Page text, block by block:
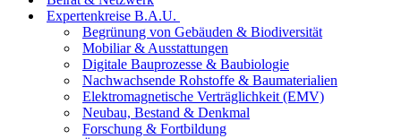
Expertenkreise B.A.U.
Begrünung von Gebäuden & Biodiversität
Mobiliar & Ausstattungen
Digitale Bauprozesse & Baubiologie
Nachwachsende Rohstoffe & Baumaterialien
Elektromagnetische Verträglichkeit (EMV)
Neubau, Bestand & Denkmal
Forschung & Fortbildung